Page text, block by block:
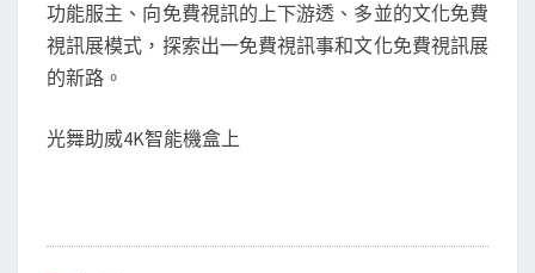
功能服主、向免費視訊的上下游透、多並的文化免費
視訊展模式，探索出一免費視訊事和文化免費視訊展
的新路。
光舞助威4K智能機盒上